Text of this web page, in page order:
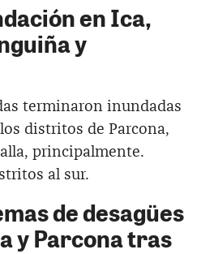
en Ica,
y
terminaron inundadas
distritos de Parcona,
principalmente.
al sur.
de desagües
y Parcona tras